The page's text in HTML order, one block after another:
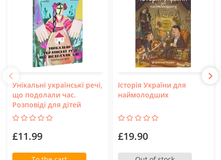
Унікальні українські речі,
що подолали час.
Розповіді для дітей
£11.99
Історія України для
наймолодших
£19.90